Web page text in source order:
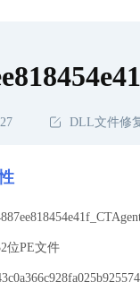
DLL文件修
位PE文件